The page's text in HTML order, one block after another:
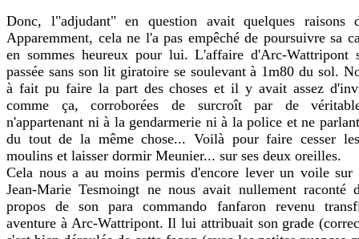
Donc, l"adjudant" en question avait quelques raisons
Apparemment, cela ne l'a pas empêché de poursuivre sa
en sommes heureux pour lui. L'affaire d'Arc-Wattripont
passée sans son lit giratoire se soulevant à 1m80 du sol.
à fait pu faire la part des choses et il y avait assez
comme ça, corroborées de surcroît par de
n'appartenant ni à la gendarmerie ni à la police et ne
du tout de la même chose... Voilà pour faire cesser
moulins et laisser dormir Meunier... sur ses deux oreilles.
Cela nous a au moins permis d'encore lever un voile
Jean-Marie Tesmoingt ne nous avait nullement raconté
propos de son para commando fanfaron revenu
aventure à Arc-Wattripont. Il lui attribuait son grade